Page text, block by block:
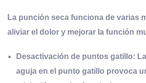
La punción seca funciona de varias
aliviar el dolor y mejorar la función
Desactivación de puntos gatillo:
aguja en el punto gatillo provoca